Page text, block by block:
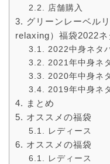
店舗購入
グリーンレーベル
relaxing）福袋2022
2022中身ネタ
2021年中身ネ
2020年中身ネ
2019年中身ネ
まとめ
オススメの福袋
レディース
オススメの福袋
レディース